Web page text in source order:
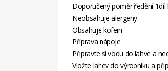
Doporučený poměr ředění
Neobsahuje alergeny
Obsahuje kofein
Příprava nápoje
Připravte si vodu do lahve a
Vložte lahev do výrobníku a